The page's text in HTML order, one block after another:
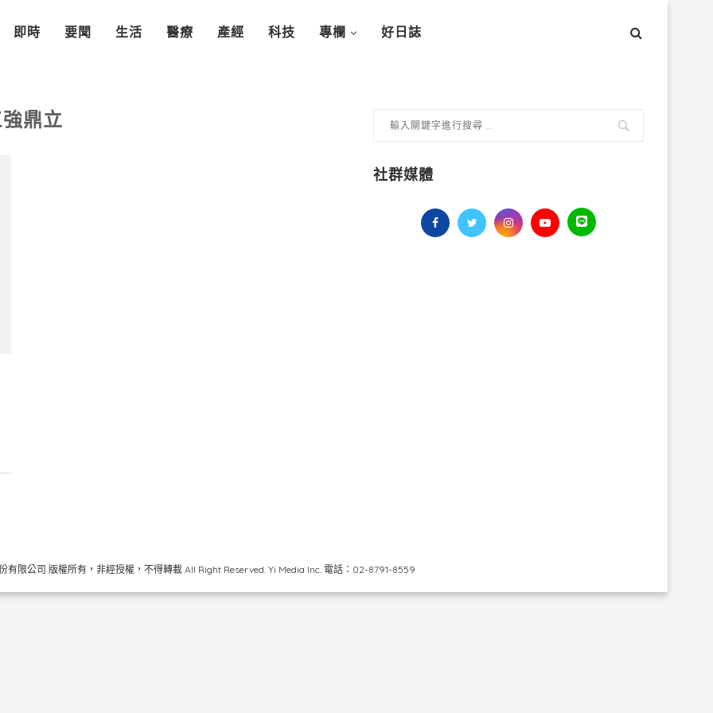
即時 要聞 生活 醫療 產經 科技 專欄 好日誌
鼎立
社群媒體
有限公司 版權所有，非經授權，不得轉載 All Right Reserved. Yi Media Inc. 電話：02-8791-8559